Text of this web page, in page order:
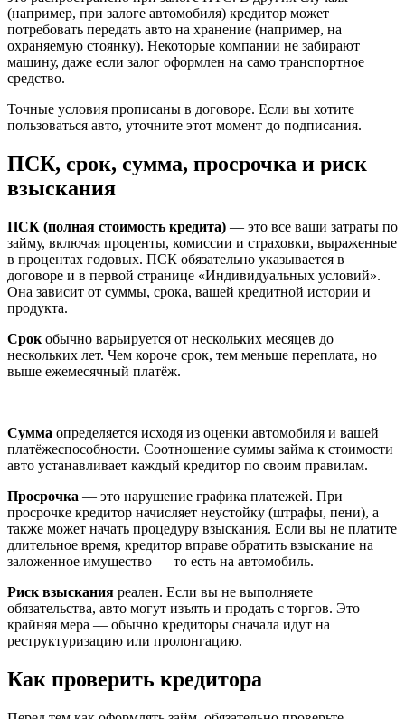
(например, при залоге автомобиля) кредитор может
потребовать передать авто на хранение (например, на
охраняемую стоянку). Некоторые компании не забирают
машину, даже если залог оформлен на само транспортное
средство.
Точные условия прописаны в договоре. Если вы хотите
пользоваться авто, уточните этот момент до подписания.
ПСК, срок, сумма, просрочка и риск
взыскания
ПСК (полная стоимость кредита) — это все ваши затраты по
займу, включая проценты, комиссии и страховки, выраженные
в процентах годовых. ПСК обязательно указывается в
договоре и в первой странице «Индивидуальных условий».
Она зависит от суммы, срока, вашей кредитной истории и
продукта.
Срок обычно варьируется от нескольких месяцев до
нескольких лет. Чем короче срок, тем меньше переплата, но
выше ежемесячный платёж.
Сумма определяется исходя из оценки автомобиля и вашей
платёжеспособности. Соотношение суммы займа к стоимости
авто устанавливает каждый кредитор по своим правилам.
Просрочка — это нарушение графика платежей. При
просрочке кредитор начисляет неустойку (штрафы, пени), а
также может начать процедуру взыскания. Если вы не платите
длительное время, кредитор вправе обратить взыскание на
заложенное имущество — то есть на автомобиль.
Риск взыскания реален. Если вы не выполняете
обязательства, авто могут изъять и продать с торгов. Это
крайняя мера — обычно кредиторы сначала идут на
реструктуризацию или пролонгацию.
Как проверить кредитора